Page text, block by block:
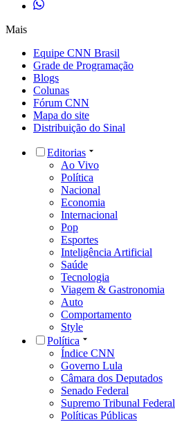
Mais
Equipe CNN Brasil
Grade de Programação
Blogs
Colunas
Fórum CNN
Mapa do site
Distribuição do Sinal
Editorias
Ao Vivo
Política
Nacional
Economia
Internacional
Pop
Esportes
Inteligência Artificial
Saúde
Tecnologia
Viagem & Gastronomia
Auto
Comportamento
Style
Política
Índice CNN
Governo Lula
Câmara dos Deputados
Senado Federal
Supremo Tribunal Federal
Políticas Públicas